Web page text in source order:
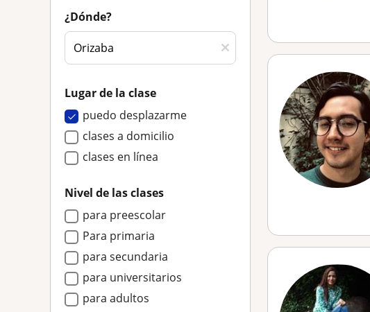
¿Dónde?
Lugar de la clase
puedo desplazarme
clases a domicilio
clases en línea
Nivel de las clases
para preescolar
Para primaria
para secundaria
para universitarios
para adultos